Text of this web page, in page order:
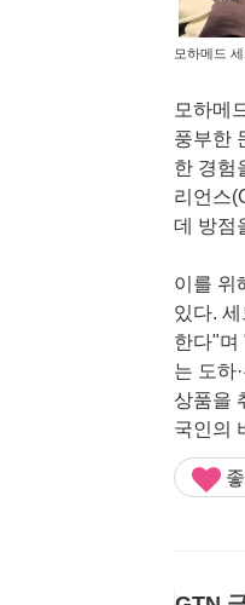
모하메드
모하메
풍부한
한 경험
리언스
데 방점
이를 위
있다.
한다"며
는 도하
상품을
국인의